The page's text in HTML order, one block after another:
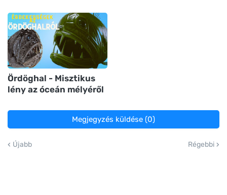
Ördöghal - Misztikus
lény az óceán mélyéről
Megjegyzés küldése (0)
Újabb Régebbi